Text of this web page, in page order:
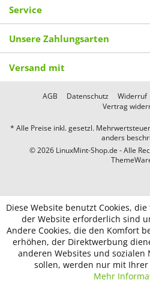
Service
Unsere Zahlungsarten
Versand mit
AGB Datenschutz Widerruf
Vertrag
* Alle Preise inkl. gesetzl.
anders
© 2026 LinuxMint-Shop.de - Alle
Diese Website benutzt Cookies,
der Website erforderlich sind
Andere Cookies, die den Komfort
erhöhen, der Direktwerbung
anderen Websites und sozialen
sollen, werden nur mit
Mehr